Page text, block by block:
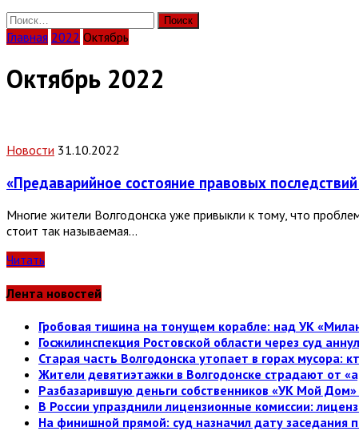
Найти:
Главная 2022 Октябрь
Октябрь 2022
Новости 31.10.2022
«Предаварийное состояние правовых
Многие жители Волгодонска уже привыкли к тому, что
стоит так называемая…
Читать
Лента новостей
Гробовая тишина на тонущем корабле: над УК
Госжилинспекция Ростовской области через суд
Старая часть Волгодонска утопает в горах мусора:
Жители девятиэтажки в Волгодонске страдают от
Разбазарившую деньги собственников «УК Мой
В России упразднили лицензионные комиссии:
На финишной прямой: суд назначил дату